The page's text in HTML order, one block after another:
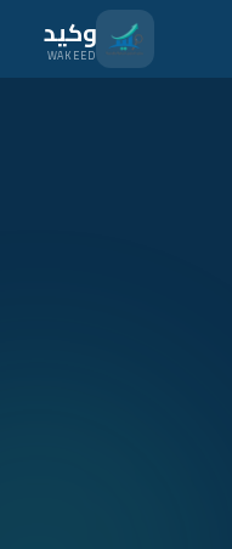
انتقل للمحتوى الرئيسيوكيد
WAKEED